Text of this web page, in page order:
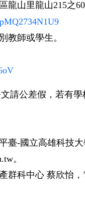
龍山里龍山215之60
教師或學生。
請公差假，若有學
臺-國立高雄科技
。
群科中心 蔡欣怡，